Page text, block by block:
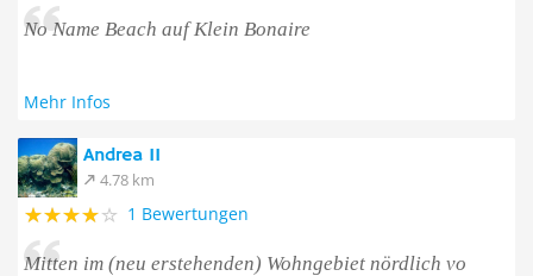
No Name Beach auf Klein Bonaire
Mehr Infos
Andrea II
4.78 km
1 Bewertungen
Mitten im (neu erstehenden) Wohngebiet nördlich vo